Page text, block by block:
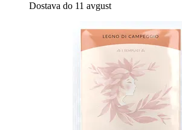
Dostava do 11 avgust